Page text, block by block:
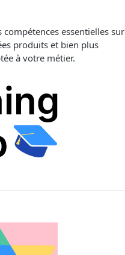
essentielles sur
produits et bien plus
à votre métier.